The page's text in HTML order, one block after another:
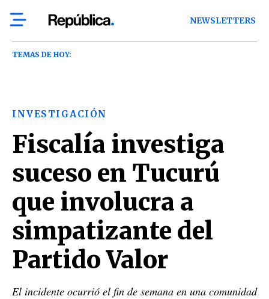
NEWSLETTERS
TEMAS DE HOY:
INVESTIGACIÓN
Fiscalía investiga
suceso en Tucurú
que involucra a
simpatizante del
Partido Valor
El incidente ocurrió el fin de semana en una comunidad